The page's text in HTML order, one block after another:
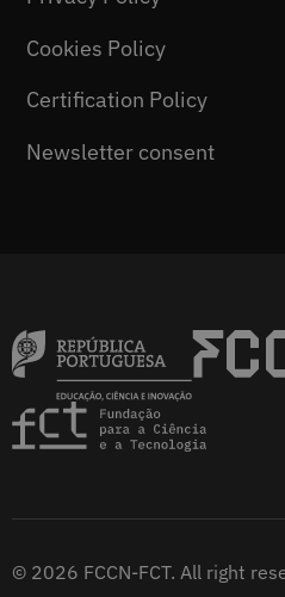
Cookies Policy
Certification Policy
Newsletter consent
© 2026 FCCN-FCT. All right